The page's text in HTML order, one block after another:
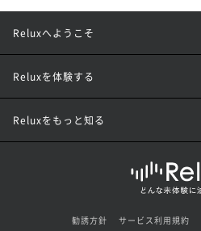
Reluxへようこそ
Reluxを体験する
Reluxをもっと知る
勧誘方針 サービス利用規約